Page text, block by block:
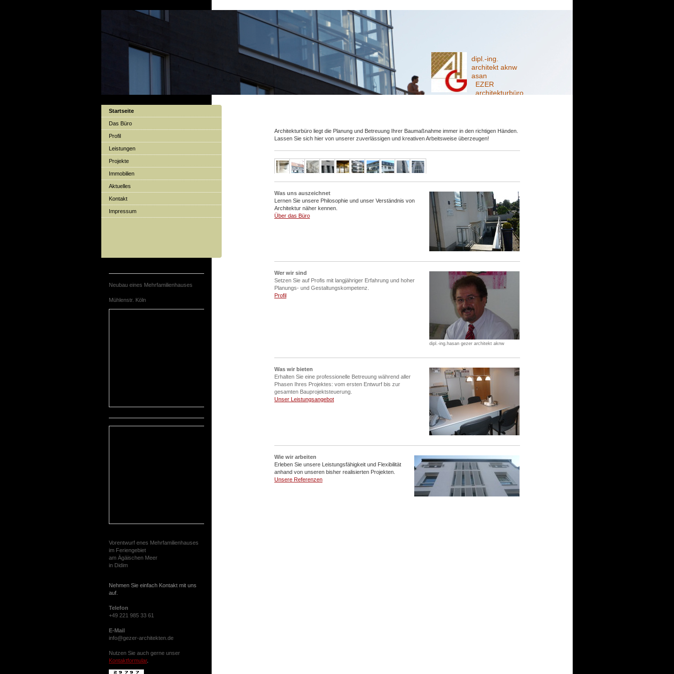
dipl.-ing.
architekt aknw
asan
EZER
architekturbüro
Architekturbüro liegt die Planung und Betreuung Ihrer Baumaßnahme immer in den richtigen Händen.
Lassen Sie sich hier von unserer zuverlässigen und kreativen Arbeitsweise überzeugen!
Was uns auszeichnet
Lernen Sie unsere Philosophie und unser Verständnis von
Architektur näher kennen.
Über das Büro
dipl.-ing.hasan gezer architekt aknw
Wer wir sind
Setzen Sie auf Profis mit langjähriger Erfahrung und hoher
Planungs- und Gestaltungskompetenz.
Profil
Was wir bieten
Erhalten Sie eine professionelle Betreuung während aller
Phasen Ihres Projektes: vom ersten Entwurf bis zur
gesamten Bauprojektsteuerung.
Unser Leistungsangebot
Wie wir arbeiten
Erleben Sie unsere Leistungsfähigkeit und Flexibilität
anhand von unseren bisher realisierten Projekten.
Unsere Referenzen
Startseite
Das Büro
Profil
Leistungen
Projekte
Immobilien
Aktuelles
Kontakt
Impressum
Neubau eines Mehrfamilienhauses
Mühlenstr. Köln
Vorentwurf enes Mehrfamilienhauses
im Feriengebiet
am Ägäischen Meer
in Didim
Nehmen Sie einfach Kontakt mit uns
auf.
Telefon
+49 221 985 33 61
E-Mail
info@gezer-architekten.de
Nutzen Sie auch gerne unser
Kontaktformular.